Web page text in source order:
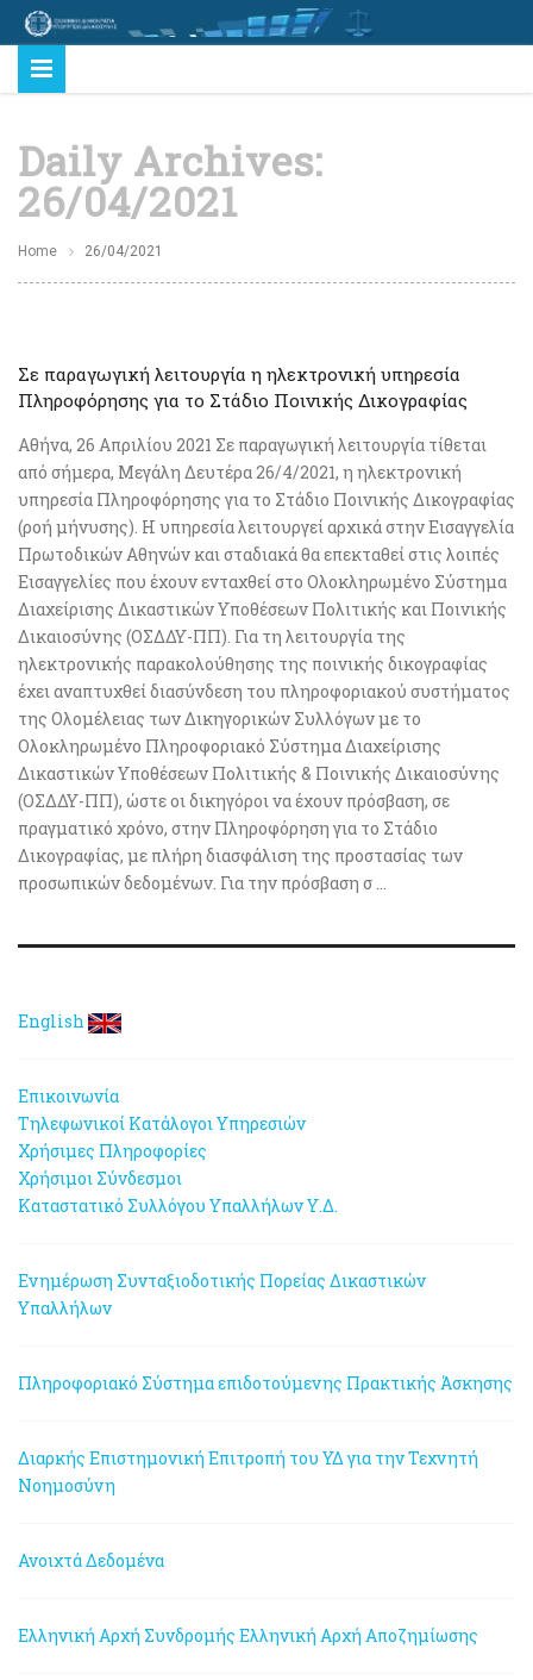
Daily Archives:
26/04/2021
Home 26/04/2021
Σε παραγωγική λειτουργία η ηλεκτρονική υπηρεσία
Πληροφόρησης για το Στάδιο Ποινικής Δικογραφίας
Αθήνα, 26 Απριλίου 2021 Σε παραγωγική λειτουργία τίθεται
από σήμερα, Μεγάλη Δευτέρα 26/4/2021, η ηλεκτρονική
υπηρεσία Πληροφόρησης για το Στάδιο Ποινικής Δικογραφίας
(ροή μήνυσης). Η υπηρεσία λειτουργεί αρχικά στην Εισαγγελία
Πρωτοδικών Αθηνών και σταδιακά θα επεκταθεί στις λοιπές
Εισαγγελίες που έχουν ενταχθεί στο Ολοκληρωμένο Σύστημα
Διαχείρισης Δικαστικών Υποθέσεων Πολιτικής και Ποινικής
Δικαιοσύνης (ΟΣΔΔΥ-ΠΠ). Για τη λειτουργία της
ηλεκτρονικής παρακολούθησης της ποινικής δικογραφίας
έχει αναπτυχθεί διασύνδεση του πληροφοριακού συστήματος
της Ολομέλειας των Δικηγορικών Συλλόγων με το
Ολοκληρωμένο Πληροφοριακό Σύστημα Διαχείρισης
Δικαστικών Υποθέσεων Πολιτικής & Ποινικής Δικαιοσύνης
(ΟΣΔΔΥ-ΠΠ), ώστε οι δικηγόροι να έχουν πρόσβαση, σε
πραγματικό χρόνο, στην Πληροφόρηση για το Στάδιο
Δικογραφίας, με πλήρη διασφάλιση της προστασίας των
προσωπικών δεδομένων. Για την πρόσβαση σ ...
English
Επικοινωνία
Τηλεφωνικοί Κατάλογοι Υπηρεσιών
Χρήσιμες Πληροφορίες
Χρήσιμοι Σύνδεσμοι
Καταστατικό Συλλόγου Υπαλλήλων Υ.Δ.
Ενημέρωση Συνταξιοδοτικής Πορείας Δικαστικών
Υπαλλήλων
Πληροφοριακό Σύστημα επιδοτούμενης Πρακτικής Άσκησης
Διαρκής Επιστημονική Επιτροπή του ΥΔ για την Τεχνητή
Νοημοσύνη
Ανοιχτά Δεδομένα
Ελληνική Αρχή Συνδρομής Ελληνική Αρχή Αποζημίωσης